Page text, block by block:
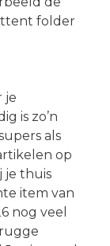
folder
je
is zo’n
als
op
je thuis
item van
nog veel